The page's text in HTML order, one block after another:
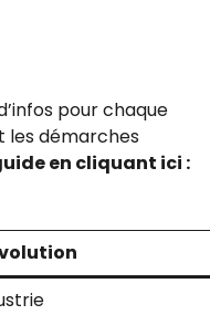
pour chaque
les démarches
en cliquant ici :